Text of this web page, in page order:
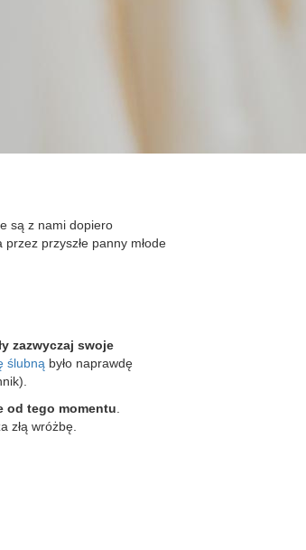
są z nami dopiero
przyszłe panny młode
zazwyczaj swoje
ślubną było naprawdę
od tego momentu
złą wróżbę.